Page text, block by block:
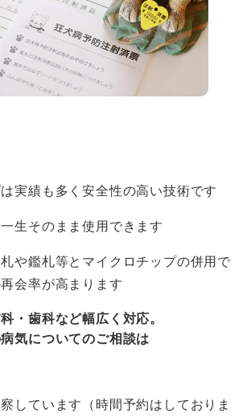
実績も多く安全性の高い技術です
生そのまま使用できます
札や鑑札等とマイクロチップの併用で
会率が高まります
・歯科など幅広く対応。
気についてのご相談は
しています（時間予約はしておりま